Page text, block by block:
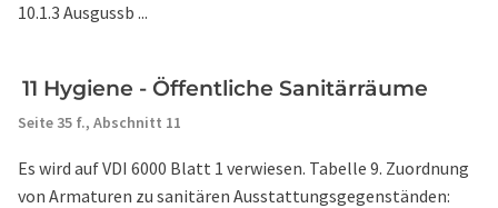
10.1.3 Ausgussb ...
11 Hygiene - Öffentliche Sanitärräume
Seite 35 f., Abschnitt 11
Es wird auf VDI 6000 Blatt 1 verwiesen. Tabelle 9. Zuordnung
von Armaturen zu sanitären Ausstattungsgegenständen: